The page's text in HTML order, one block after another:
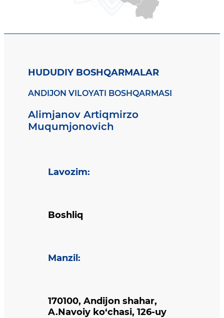
HUDUDIY BOSHQARMALAR
ANDIJON VILOYATI BOSHQARMASI
Alimjanov Artiqmirzo
Muqumjonovich
Lavozim:
Boshliq
Manzil :
170100, Andijon shahar,
A.Navoiy ko‘chasi, 126-uy